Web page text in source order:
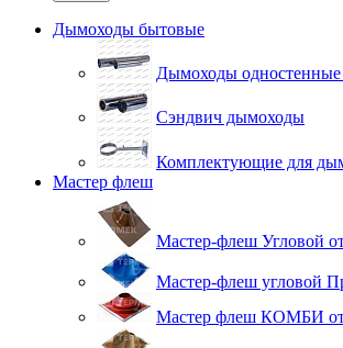
Дымоходы бытовые
Дымоходы
Сэндвич дымоходы
Комплектующие для
Мастер флеш
Мастер-флеш Угловой
Мастер-флеш угловой
Мастер флеш КОМБИ от